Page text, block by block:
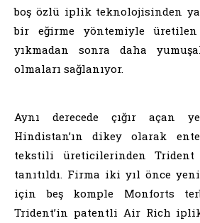
boş özlü iplik teknolojisinden
bir eğirme yöntemiyle
yıkmadan sonra daha
olmaları sağlanıyor.
Aynı derecede çığır açan
Hindistan’ın dikey olarak
tekstili üreticilerinden Trident
tanıtıldı. Firma iki yıl önce
için beş komple Monforts
Trident’in patentli Air Rich